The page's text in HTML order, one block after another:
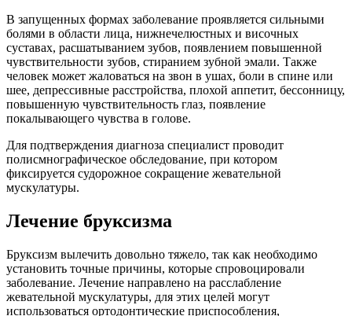
В запущенных формах заболевание проявляется сильными
болями в области лица, нижнечелюстных и височных
суставах, расшатыванием зубов, появлением повышенной
чувствительности зубов, стиранием зубной эмали. Также
человек может жаловаться на звон в ушах, боли в спине или
шее, депрессивные расстройства, плохой аппетит, бессонницу,
повышенную чувствительность глаз, появление
покалывающего чувства в голове.
Для подтверждения диагноза специалист проводит
полисмнографическое обследование, при котором
фиксируется судорожное сокращение жевательной
мускулатуры.
Лечение бруксизма
Бруксизм вылечить довольно тяжело, так как необходимо
установить точные причины, которые спровоцировали
заболевание. Лечение направлено на расслабление
жевательной мускулатуры, для этих целей могут
использоваться ортодонтические приспособления,